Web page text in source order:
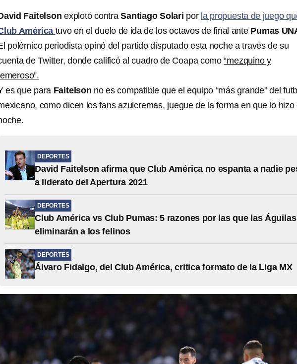
Faitelson explotó contraSantiago Solari por la propuesta de juego
América tuvo en el duelo de ida de los octavos de final antePumas
polémico periodista opinó del partido disputado esta noche a través de su
de Twitter, donde calificó al cuadro de Coapa como“mezquino y
es que para Faitelson no es compatible que el equipo “más grande” del
como dicen los fans azulcremas, juegue de la forma en que lo hizo
DEPORTES
David Faitelson afirma que Club América no espanta a nadie
a liderato del Apertura 2021
DEPORTES
Club América vs Club Pumas: 5 razones por las que las Águilas
eliminarán a los felinos
DEPORTES
Álvaro Fidalgo, del Club América, critica formato de la Liga MX